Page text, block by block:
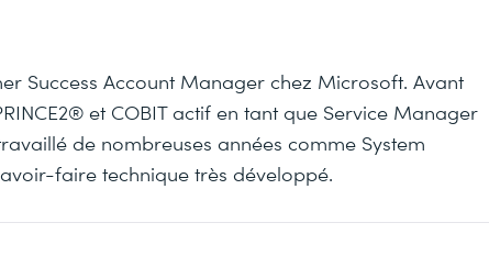
Success Account Manager chez Microsoft. Avant
et COBIT actif en tant que Service Manager
de nombreuses années comme System
faire technique très développé.